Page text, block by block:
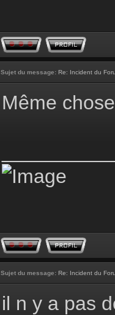
Sujet du message: Re: Incident du
Même
Sujet du message: Re: Incident du
il n y a pas